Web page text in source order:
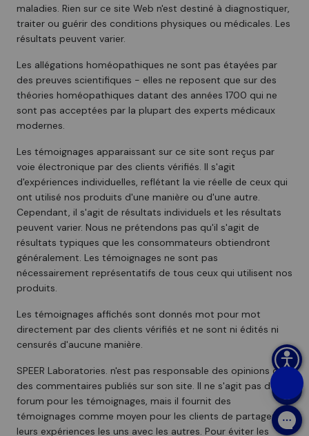
maladies. Rien sur ce site Web n'est destiné à diagnostiquer,
traiter ou guérir des conditions physiques ou médicales. Les
résultats peuvent varier.
Les allégations homéopathiques ne sont pas étayées par
des preuves scientifiques - elles ne reposent que sur des
théories homéopathiques datant des années 1700 qui ne
sont pas acceptées par la plupart des experts médicaux
modernes.
Les témoignages apparaissant sur ce site sont reçus par
voie électronique par des clients vérifiés. Il s'agit
d'expériences individuelles, reflétant la vie réelle de ceux qui
ont utilisé nos produits d'une manière ou d'une autre.
Cependant, il s'agit de résultats individuels et les résultats
peuvent varier. Nous ne prétendons pas qu'il s'agit de
résultats typiques que les consommateurs obtiendront
généralement. Les témoignages ne sont pas
nécessairement représentatifs de tous ceux qui utilisent nos
produits.
Les témoignages affichés sont donnés mot pour mot
directement par des clients vérifiés et ne sont ni édités ni
censurés d'aucune manière.
SPEER Laboratories. n'est pas responsable des opinions ou
des commentaires publiés sur son site. Il ne s'agit pas d'un
forum pour les témoignages, mais il fournit des
témoignages comme moyen pour les clients de partager
leurs expériences les uns avec les autres. Pour éviter les